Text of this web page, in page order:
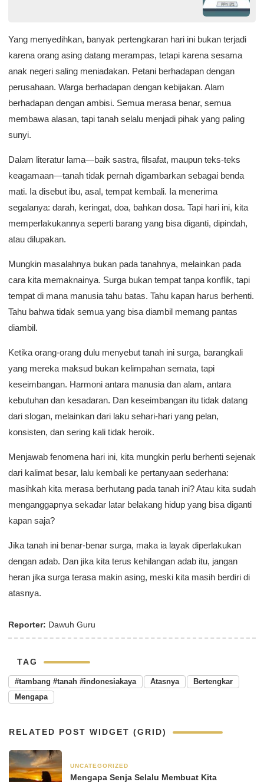
Yang menyedihkan, banyak pertengkaran hari ini bukan terjadi
karena orang asing datang merampas, tetapi karena sesama
anak negeri saling meniadakan. Petani berhadapan dengan
perusahaan. Warga berhadapan dengan kebijakan. Alam
berhadapan dengan ambisi. Semua merasa benar, semua
membawa alasan, tapi tanah selalu menjadi pihak yang paling
sunyi.
Dalam literatur lama—baik sastra, filsafat, maupun teks-teks
keagamaan—tanah tidak pernah digambarkan sebagai benda
mati. Ia disebut ibu, asal, tempat kembali. Ia menerima
segalanya: darah, keringat, doa, bahkan dosa. Tapi hari ini, kita
memperlakukannya seperti barang yang bisa diganti, dipindah,
atau dilupakan.
Mungkin masalahnya bukan pada tanahnya, melainkan pada
cara kita memaknainya. Surga bukan tempat tanpa konflik, tapi
tempat di mana manusia tahu batas. Tahu kapan harus berhenti.
Tahu bahwa tidak semua yang bisa diambil memang pantas
diambil.
Ketika orang-orang dulu menyebut tanah ini surga, barangkali
yang mereka maksud bukan kelimpahan semata, tapi
keseimbangan. Harmoni antara manusia dan alam, antara
kebutuhan dan kesadaran. Dan keseimbangan itu tidak datang
dari slogan, melainkan dari laku sehari-hari yang pelan,
konsisten, dan sering kali tidak heroik.
Menjawab fenomena hari ini, kita mungkin perlu berhenti sejenak
dari kalimat besar, lalu kembali ke pertanyaan sederhana:
masihkah kita merasa berhutang pada tanah ini? Atau kita sudah
menganggapnya sekadar latar belakang hidup yang bisa diganti
kapan saja?
Jika tanah ini benar-benar surga, maka ia layak diperlakukan
dengan adab. Dan jika kita terus kehilangan adab itu, jangan
heran jika surga terasa makin asing, meski kita masih berdiri di
atasnya.
Reporter: Dawuh Guru
TAG
#tambang #tanah #indonesiakaya Atasnya
Bertengkar
Mengapa
RELATED POST WIDGET (GRID)
UNCATEGORIZED
Mengapa Senja Selalu Membuat Kita